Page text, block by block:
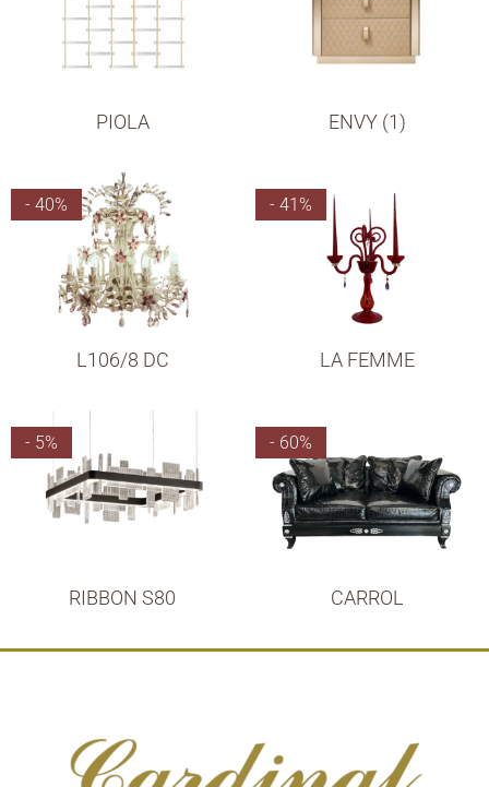
PIOLA ENVY (1)
- 40%
L106/8 DC
- 41%
LA FEMME
- 5%
RIBBON S80
- 60%
CARROL